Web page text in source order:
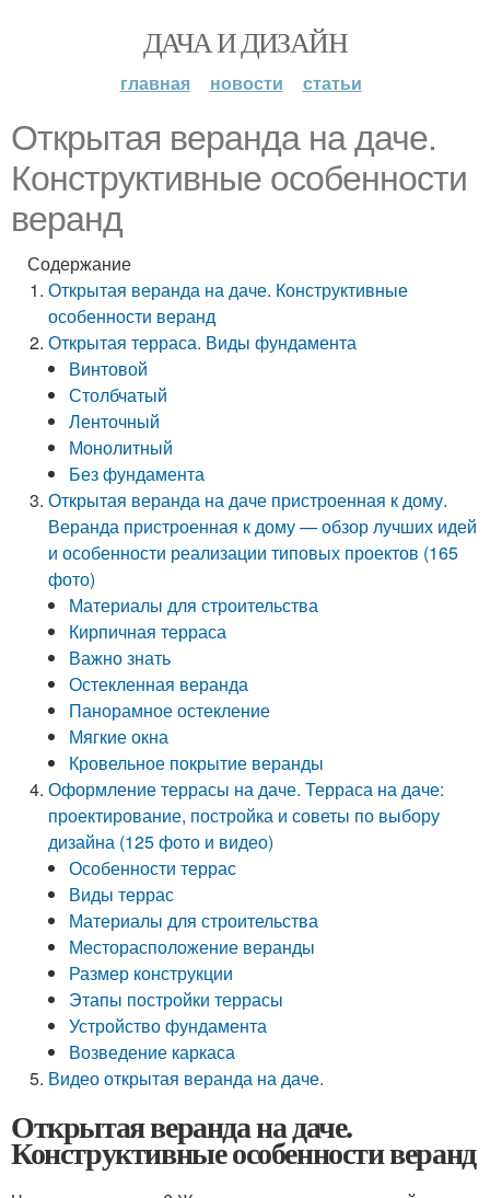
ДАЧА И ДИЗАЙН
главная новости статьи
Открытая веранда на даче.
Конструктивные особенности
веранд
Содержание
Открытая веранда на даче. Конструктивные
особенности веранд
Открытая терраса. Виды фундамента
Винтовой
Столбчатый
Ленточный
Монолитный
Без фундамента
Открытая веранда на даче пристроенная к дому.
Веранда пристроенная к дому — обзор лучших идей
и особенности реализации типовых проектов (165
фото)
Материалы для строительства
Кирпичная терраса
Важно знать
Остекленная веранда
Панорамное остекление
Мягкие окна
Кровельное покрытие веранды
Оформление террасы на даче. Терраса на даче:
проектирование, постройка и советы по выбору
дизайна (125 фото и видео)
Особенности террас
Виды террас
Материалы для строительства
Месторасположение веранды
Размер конструкции
Этапы постройки террасы
Устройство фундамента
Возведение каркаса
Видео открытая веранда на даче.
Открытая веранда на даче.
Конструктивные особенности веранд